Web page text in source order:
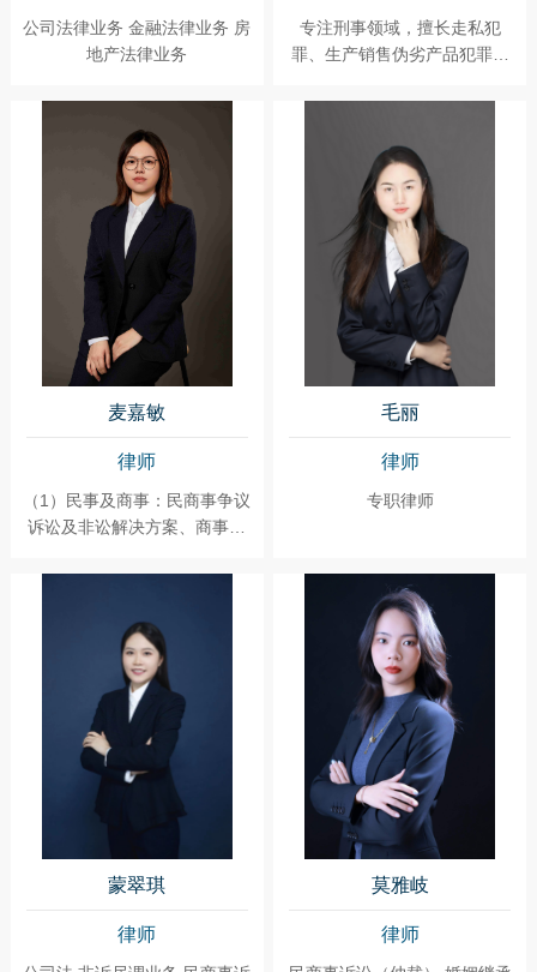
公司法律业务 金融法律业务 房
地产法律业务
专注刑事领域，擅长走私犯
罪、生产销售伪劣产品犯罪、
毒品犯罪、抢劫盗窃等财产类
易犯罪、开设赌场犯罪等案件
刑事辩护
麦嘉敏
律师
（1）民事及商事：民商事争议
诉讼及非讼解决方案、商事合
公司设立、并购、股权及业务
议、公司合规等法律事务；
（3）劳动：劳动法律争议；
（4）行政争议纠纷解决等。
毛丽
律师
专职律师
蒙翠琪
律师
莫雅岐
律师